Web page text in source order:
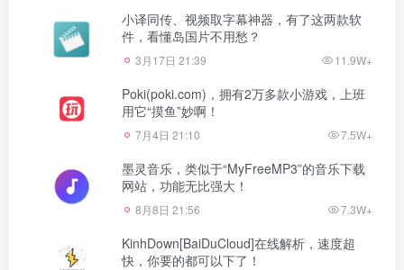
小译同传、视频取字幕神器，有了这两款软
件，看懂岛国片不用愁？
3月17日 21:39 11.9W+
Poki(poki.com)，拥有2万多款小游戏，上班
用它“摸鱼”妙啊！
7月4日 21:10 7.5W+
墨灵音乐，类似于“MyFreeMP3”的音乐下载
网站，功能无比强大！
8月8日 21:56 7.3W+
KinhDown[BaiDuCloud]在线解析，速度超
快，你要的都可以下了！